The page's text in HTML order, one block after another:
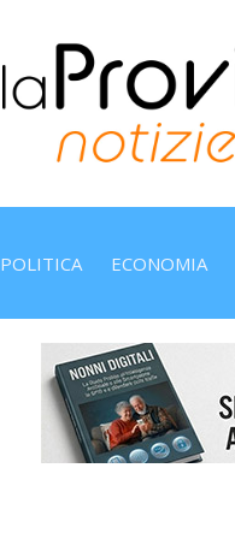
POLITICA ECONOMIA